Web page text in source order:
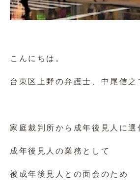
こんにちは。
台東区上野の弁護士、中尾信之
家庭裁判所から成年後見人に選
成年後見人の業務として
被成年後見人との面会のため